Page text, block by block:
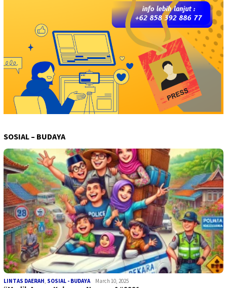
SOSIAL – BUDAYA
LINTAS DAERAH, SOSIAL - BUDAYA March 10, 2025